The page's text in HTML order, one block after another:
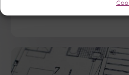
best een professionele firma in